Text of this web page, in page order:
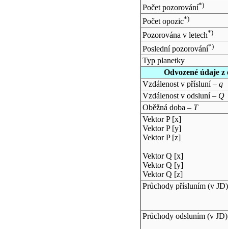
Počet pozorování*)
Počet opozic*)
Pozorována v letech*)
Poslední pozorování*)
Typ planetky
Odvozené údaje
Vzdálenost v přísluní – q
Vzdálenost v odsluní – Q
Oběžná doba – T
Vektor P [x]
Vektor P [y]
Vektor P [z]
Vektor Q [x]
Vektor Q [y]
Vektor Q [z]
Průchody přísluním (v JD)
Průchody odsluním (v JD)